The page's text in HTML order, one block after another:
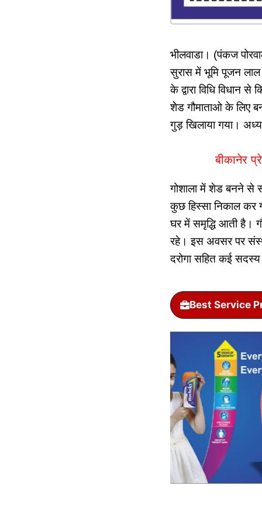
भीलवाडा। (पंकज
सुरास में भूमि पूजन लाल
के द्वारा विधि विधान से
शेेड गौमाताओ के लिए
गुड़ खिलाया गया।
बीकानेर
गोशाला में शेड बनने से
कुछ हिस्सा निकाल कर
घर में समृद्धि आती है।
रहे। इस अवसर पर
दरोगा सहित कई
Best Service